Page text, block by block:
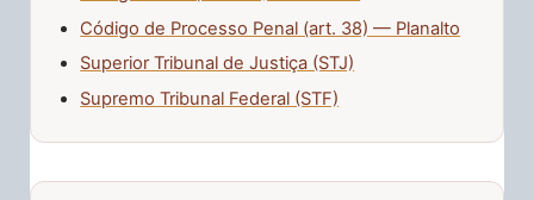
Código de Processo Penal (art. 38) — Planalto
Superior Tribunal de Justiça (STJ)
Supremo Tribunal Federal (STF)